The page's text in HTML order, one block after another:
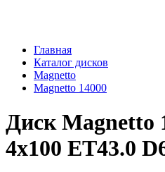
Главная
Каталог дисков
Magnetto
Magnetto 14000
Диск Magnetto
4x100 ET43.0